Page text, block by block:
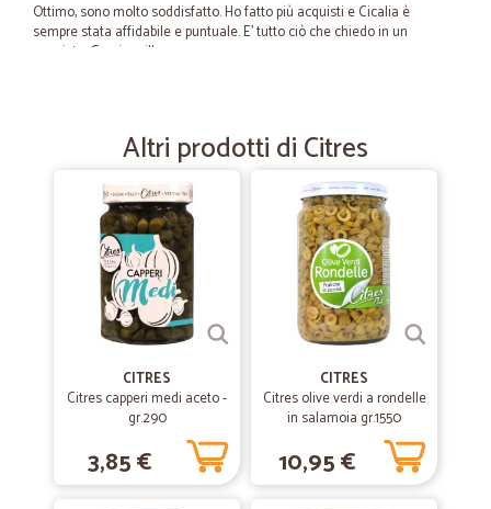
Ottimo, sono molto soddisfatto. Ho fatto più acquisti e Cicalia è
sempre stata affidabile e puntuale. E' tutto ciò che chiedo in un
acquisto. Grazie mille.
Complimenti!
S U U U P E R ! ! ! ! !
—Salvatore P.
Sono molto contento del servizio di…
Sono molto contento del servizio di trasporto e le verdure belle
fresche. Riacquisto ancora presso di Voi.
28/05/2020
—Bruno B.
Complimenti a Cicalia
Prodotti arrivati subito , esattamente quelli richiesti, prezzi buoni,
Altri prodotti di Citres
CITRES
Citres capperi medi aceto -
gr.290
3,85 €
CITRES
Citres olive verdi a rondelle
in salamoia gr.1550
10,95 €